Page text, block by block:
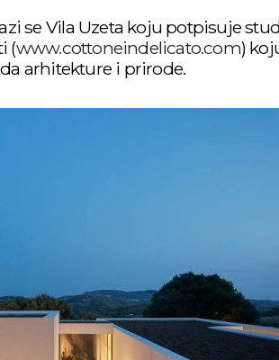
se Vila Uzeta koju potpisuje
(www.cottoneindelicato.com)
arhitekture i prirode.